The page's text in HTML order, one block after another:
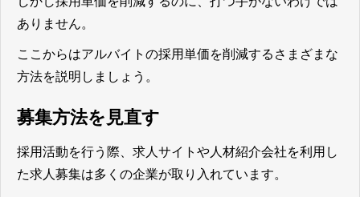
ありません。
ここからはアルバイトの採用単価を削減するさまざまな
方法を説明しましょう。
募集方法を見直す
採用活動を行う際、求人サイトや人材紹介会社を利用し
た求人募集は多くの企業が取り入れています。